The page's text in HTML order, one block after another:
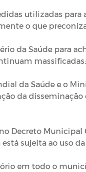
utilizadas para
o que
da Saúde para
massificadas;
da Saúde e o
da disseminação
Decreto Municipal
sujeita ao uso
em todo o